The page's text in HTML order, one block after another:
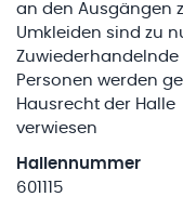
an den Ausgängen
Umkleiden sind zu
Zuwiederhandelnde
Personen werden
Hausrecht der Halle
verwiesen
Hallennummer
601115